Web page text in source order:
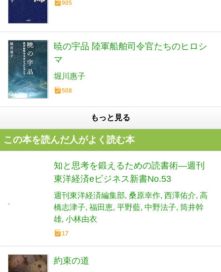
905
暁の宇品 陸軍船舶司令官たちのヒロシ
マ
堀川惠子
508
もっと見る
この本を読んだ人がよく読む本
知と思考を鍛えるための読書術―週刊
東洋経済eビジネス新書No.53
週刊東洋経済編集部 桑原幸作 西澤佑介 高
橋志津子 福田恵 平野藍 中野法子 筒井幹
雄 小林由衣
17
約束の道